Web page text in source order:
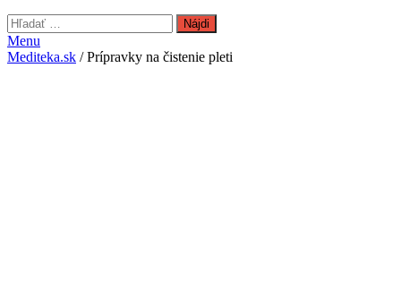
Hľadať:
Menu
Mediteka.sk / Prípravky na čistenie pleti